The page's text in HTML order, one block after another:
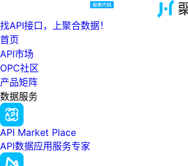
找API接口，上聚合数据！
首页
API市场
OPC社区
产品矩阵
数据服务
API Market Place
API数据应用服务专家